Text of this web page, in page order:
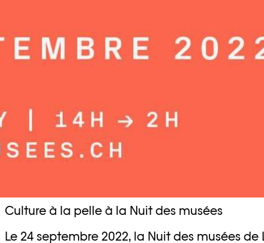
Culture à la pelle à la Nuit des musées
Le 24 septembre 2022, la Nuit des musées